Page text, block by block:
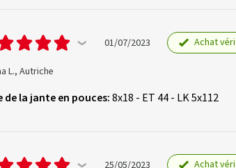
01/07/2023 Achat
L., Autriche
de la jante en pouces:8x18 - ET 44 - LK 5x112
25/05/2023 Achat